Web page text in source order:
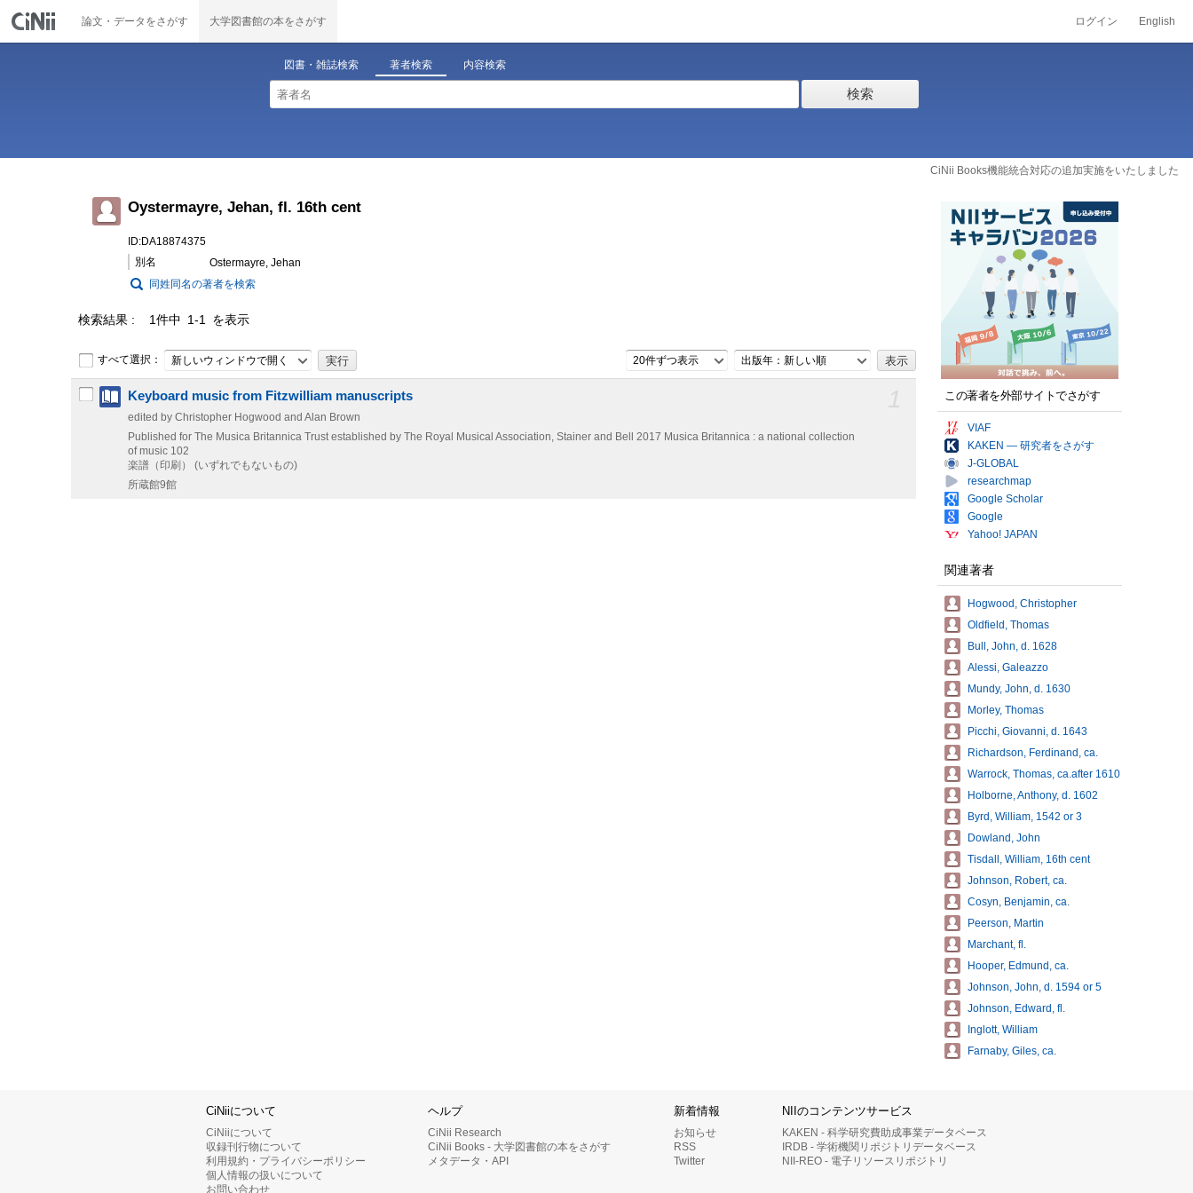
論文・データをさがす 大学図書館の本をさがす ログイン English
図書・雑誌検索 著者検索 内容検索
検索
CiNii Books機能統合対応の追加実施をいたしました
Oystermayre, Jehan, fl. 16th cent
ID:DA18874375
別名
Ostermayre, Jehan
同姓同名の著者を検索
検索結果 1件中 1-1 を表示
すべて選択： 新しいウィンドウで開く 20件ずつ表示 出版年：新しい順
Keyboard music from Fitzwilliam manuscripts
edited by Christopher Hogwood and Alan Brown
Published for The Musica Britannica Trust established by The Royal Musical Association, Stainer and Bell 2017 Musica Britannica : a national collection
of music 102
楽譜（印刷） (いずれでもないもの)
所蔵館9館
この著者を外部サイトでさがす
VIAF
KAKEN — 研究者をさがす
J-GLOBAL
researchmap
Google Scholar
Google
Yahoo! JAPAN
関連著者
Hogwood, Christopher
Oldfield, Thomas
Bull, John, d. 1628
Alessi, Galeazzo
Mundy, John, d. 1630
Morley, Thomas
Picchi, Giovanni, d. 1643
Richardson, Ferdinand, ca.
Warrock, Thomas, ca.after 1610
Holborne, Anthony, d. 1602
Byrd, William, 1542 or 3
Dowland, John
Tisdall, William, 16th cent
Johnson, Robert, ca.
Cosyn, Benjamin, ca.
Peerson, Martin
Marchant, fl.
Hooper, Edmund, ca.
Johnson, John, d. 1594 or 5
Johnson, Edward, fl.
Inglott, William
Farnaby, Giles, ca.
CiNiiについて
CiNiiについて
収録刊行物について
利用規約・プライバシーポリシー
個人情報の扱いについて
お問い合わせ
ヘルプ
CiNii Research
CiNii Books - 大学図書館の本をさがす
メタデータ・API
新着情報
お知らせ
RSS
Twitter
NIIのコンテンツサービス
KAKEN - 科学研究費助成事業データベース
IRDB - 学術機関リポジトリデータベース
NII-REO - 電子リソースリポジトリ